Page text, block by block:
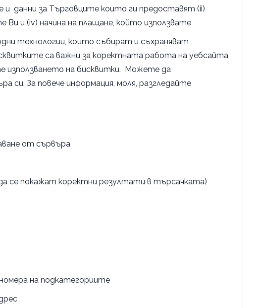
данни за Търговците които ги предоставят (ii)
Ви и (iv) начина на плащане, който използвате
технологии, които събират и съхраняват
са важни за коректната работа на уебсайта
използването на бисквитки. Можете да
си. За повече информация, моля, разгледайте
от сървъра
се покажат коректни резултати в търсачката)
на подкатегориите